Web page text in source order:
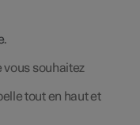
.
vous souhaitez
tout en haut et